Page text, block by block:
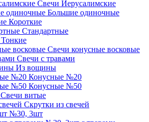
Свечи Иерусалимские
Большие одиночные
Короткие
Стандартные
Тонкие
Свечи конусные восковые
Свечи с травами
Из вощины
Конусные №20
Конусные №50
Свечи витые
Скрутки из свечей
№30, 3шт